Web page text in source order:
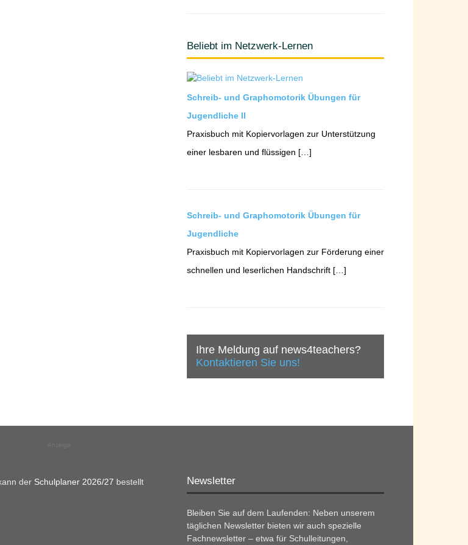
Beliebt im Netzwerk-Lernen
Schreib- und Graphomotorik Übungen für
Jugendliche II
Praxisbuch mit Kopiervorlagen zur Unterstützung
einer lesbaren und flüssigen […]
Schreib- und Graphomotorik Übungen für
Jugendliche
Praxisbuch mit Kopiervorlagen zur Förderung einer
schnellen und leserlichen Handschrift […]
Ihre Meldung auf news4teachers?
Kontaktieren Sie uns!
der Schulplaner 2026/27 bestellt
Newsletter
Bleiben Sie auf dem Laufenden: Neben unserem
täglichen Newsletter bieten wir auch spezielle
Fachnewsletter – etwa für Schulleitungen,